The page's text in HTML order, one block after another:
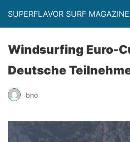
SUPERFLAVOR SURF MAGAZINE
Windsurfing Euro-
Deutsche
bno